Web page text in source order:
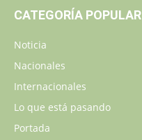
CATEGORÍA POPULAR
Noticia
Nacionales
Internacionales
Lo que está pasando
Portada